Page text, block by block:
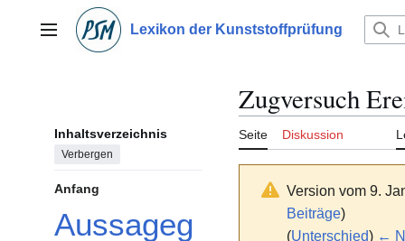
springenHauptmenü Lexikon der Kunststoffprüfung
Inhaltsverzeichnis
Verbergen
Anfang
Aussageg
Zugversuch
Seite Diskussion
Version vom 9.
Beiträge)
(Unterschied) ←